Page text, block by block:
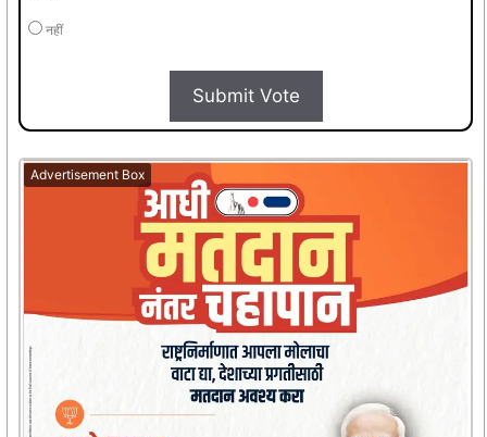
नहीं
Submit Vote
Advertisement Box